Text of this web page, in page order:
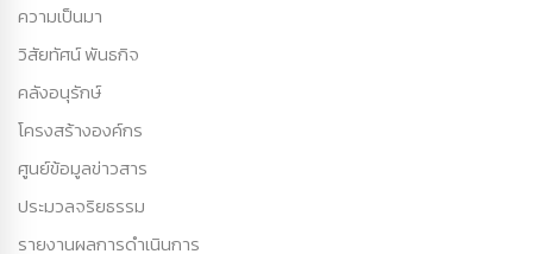
ความเป็นมา
วิสัยทัศน์ พันธกิจ
คลังอนุรักษ์
โครงสร้างองค์กร
ศูนย์ข้อมูลข่าวสาร
ประมวลจริยธรรม
รายงานผลการดำเนินการ